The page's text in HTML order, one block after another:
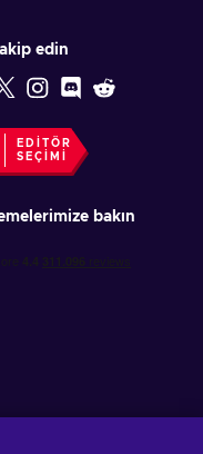
edin
EDITÖR
SEÇIMI
bakın